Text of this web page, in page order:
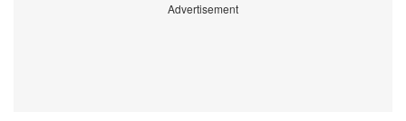
Advertisement